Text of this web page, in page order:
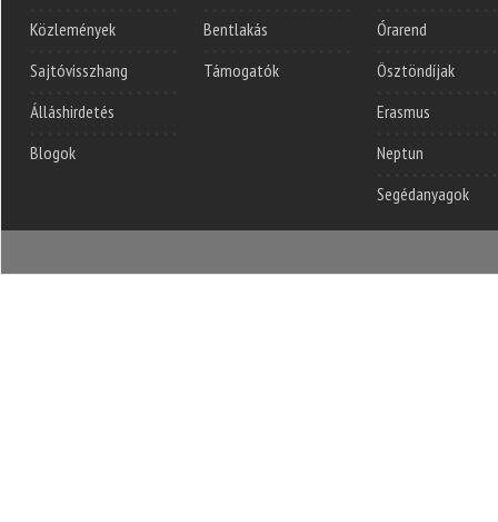
Közlemények
Sajtóvisszhang
Álláshirdetés
Blogok
Bentlakás
Támogatók
Órarend
Ösztöndíjak
Erasmus
Neptun
Segédanyagok